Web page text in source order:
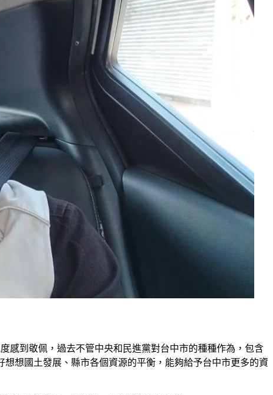
感到敬佩，過去不管中央和民進黨對台中市的種種作為，包含
想國土發展、縣市各個資源的平衡，能夠給予台中市更多的資